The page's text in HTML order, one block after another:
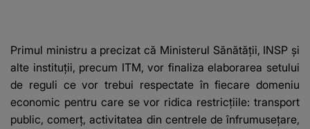
Primul ministru a precizat că Ministerul Sănătăţii, INSP şi
alte instituţii, precum ITM, vor finaliza elaborarea setului
de reguli ce vor trebui respectate în fiecare domeniu
economic pentru care se vor ridica restricţiile: transport
public, comerţ, activitatea din centrele de înfrumuseţare,